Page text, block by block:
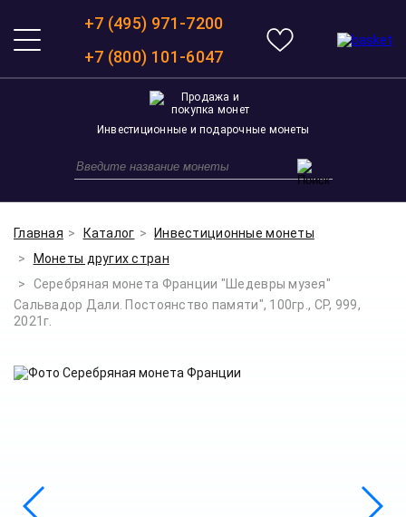
+7 (495) 971-7200
+7 (800) 101-6047
Инвестиционные и подарочные монеты
Главная Каталог
Инвестиционные монеты
Монеты других стран
Серебряная монета Франции "Шедевры музея"
Сальвадор Дали. Постоянство памяти", 100гр., СР, 999,
2021г.